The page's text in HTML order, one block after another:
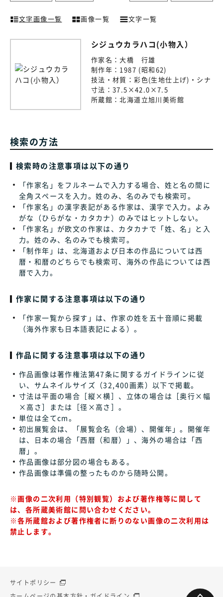
文字画像一覧 画像一覧 文字一覧
シジュウカラハコ(小物入）
作家名：大橋 行雄
制作年： 1987 (昭和62)
技法・材質：彩色(生地仕上げ)・シナ
寸法： 37.5×42.0×7.5
所蔵館：北海道立旭川美術館
検索の方法
検索時の注意事項は以下の通り
「作家名」をフルネームで入力する場合、姓と名の間に
全角スペースを入力。姓のみ、名のみでも検索可。
「作家名」の漢字表記がある作家は、漢字で入力。よみ
がな（ひらがな・カタカナ）のみではヒットしない。
「作家名」が欧文の作家は、カタカナで「姓、名」と入
力。姓のみ、名のみでも検索可。
「制作年」は、北海道および日本の作品については西
暦・和暦のどちらでも検索可、海外の作品については西
暦で入力。
作家に関する注意事項は以下の通り
「作家一覧から探す」は、作家の姓を五十音順に掲載
（海外作家も日本語表記による）。
作品に関する注意事項は以下の通り
作品画像は著作権法第47条に関するガイドラインに従
い、サムネイルサイズ（32,400画素）以下で掲載。
寸法は平面の場合［縦×横］、立体の場合は［奥行×幅
×高さ］または［径×高さ］。
単位は全てcm。
初出展覧会は、「展覧会名（会場）、開催年」。開催年
は、日本の場合「西暦（和暦）」、海外の場合は「西
暦」。
作品画像は部分図の場合もある。
作品画像は準備の整ったものから随時公開。
※画像の二次利用（特別観覧）および著作権等に関して
は、各所蔵美術館に問い合わせください。
※各所蔵館および著作権者に断りのない画像の二次利用は
禁止します。
サイトポリシー